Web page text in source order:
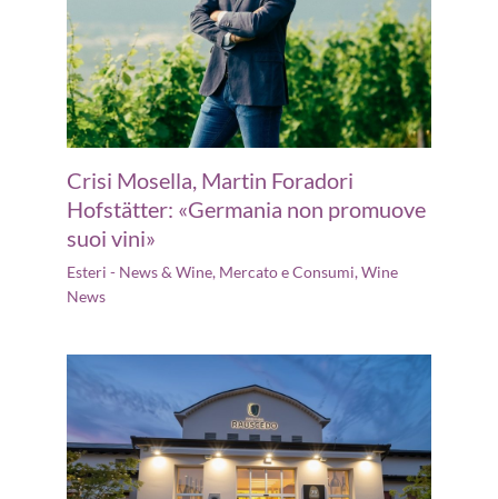
Crisi Mosella, Martin Foradori
Hofstätter: «Germania non promuove
suoi vini»
Esteri - News & Wine, Mercato e Consumi,Wine
News